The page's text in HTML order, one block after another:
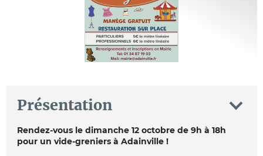
Présentation
Rendez-vous le dimanche 12 octobre de 9h à 18h
pour un vide-greniers à Adainville !